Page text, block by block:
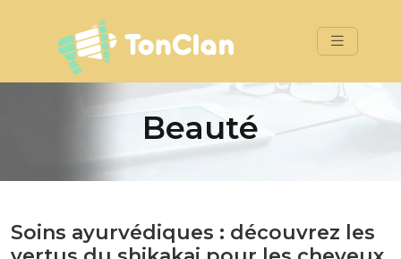
Beauté
Soins ayurvédiques : découvrez les